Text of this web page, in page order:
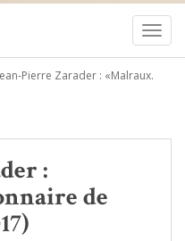
Pierre Zarader : «Malraux.
:
de